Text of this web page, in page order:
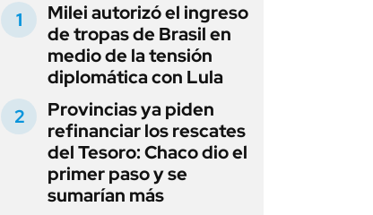
Milei autorizó el ingreso
de tropas de Brasil en
medio de la tensión
diplomática con Lula
Provincias ya piden
refinanciar los rescates
del Tesoro: Chaco dio el
primer paso y se
sumarían más